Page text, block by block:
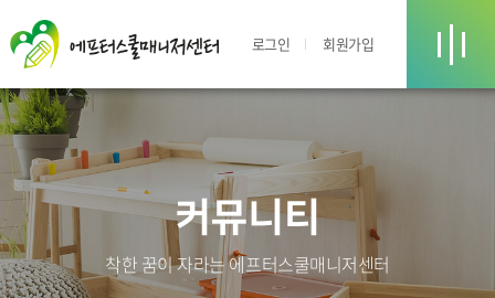
로그인 회원가입
커뮤니티
착한 꿈이 자라는 에프터스쿨매니저센터